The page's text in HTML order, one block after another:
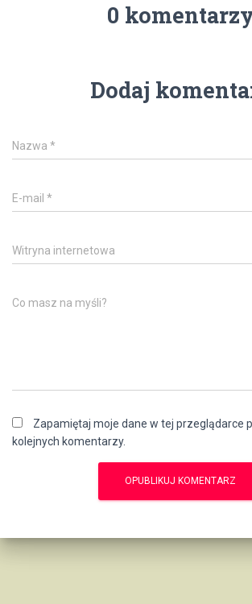
0
Dodaj
Nazwa *
E-mail *
Witryna internetowa
Co masz na myśli?
Zapamiętaj moje dane w tej przeglądarce
kolejnych komentarzy.